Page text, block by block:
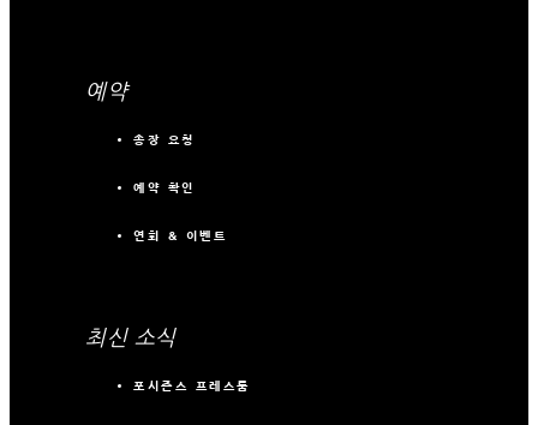
예약
송장 요청
예약 확인
연회 & 이벤트
최신 소식
포시즌스 프레스룸